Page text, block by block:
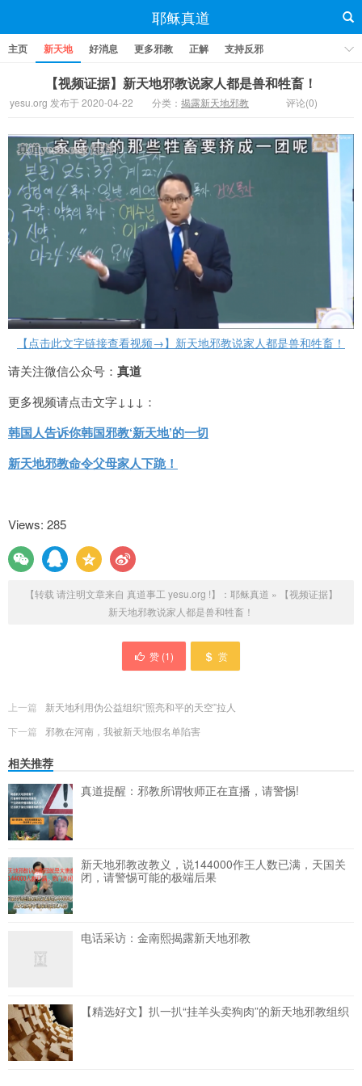
耶稣真道
主页 新天地 好消息 更多邪教 正解 支持反邪
【视频证据】新天地邪教说家人都是兽和牲畜！
yesu.org 发布于 2020-04-22 分类： 揭露新天地邪教 评论(0)
【点击此文字链接查看视频→】新天地邪教说家人都是兽和牲畜！
请关注微信公众号： 真道
更多视频请点击文字↓↓↓：
韩国人告诉你韩国邪教‘新天地’的一切
新天地邪教命令父母家人下跪！
Views: 285
【转载 请注明文章来自 真道事工 yesu.org !】： 耶稣真道 »
【视频证据】
新天地邪教说家人都是兽和牲畜！
赞 (1) 赏
上一篇
新天地利用伪公益组织“照亮和平的天空”拉人
下一篇
邪教在河南，我被新天地假名单陷害
相关推荐
真道提醒：邪教所谓牧师正在直播，请警惕!
新天地邪教改教义，说144000作王人数已满，天国关
闭，请警惕可能的极端后果
电话采访：金南熙揭露新天地邪教
【精选好文】扒一扒“挂羊头卖狗肉”的新天地邪教组织